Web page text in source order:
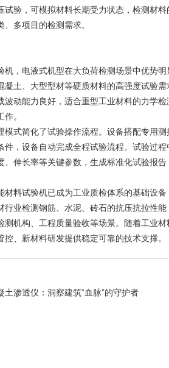
试验，可模拟材料长期受力状态，检测材
多项目的检测需求。
电液式机型在大负荷检测场景中优势明
凝土、大型型材等硬质材料的高强度试验
波动能力良好，适合重型工业材料的力学
。
简化了试验操作流程。设备搭配专用测
件，设备自动完成全程试验流程。试验过
、伸长率等关键参数，生成标准化试验报
试验机已成为工业质检体系的基础设备
行业检测钢筋、水泥、砖石的抗压抗拉性
测机构、工程质量验收等场景。随着工业
、新材料研发提供稳定可靠的技术支撑。
土渗透仪：洞察建筑“血脉”的守护者